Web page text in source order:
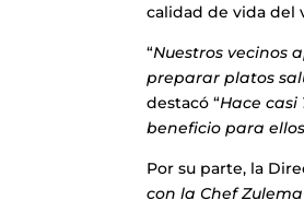
calidad de vida del
“Nuestros vecinos
preparar platos
destacó “Hace casi
beneficio para
Por su parte, la
con la Chef